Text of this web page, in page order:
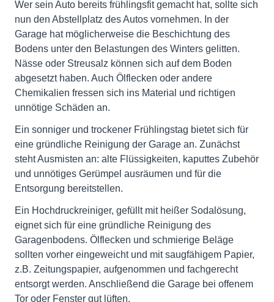
Wer sein Auto bereits frühlingsfit gemacht hat, sollte sich
nun den Abstellplatz des Autos vornehmen. In der
Garage hat möglicherweise die Beschichtung des
Bodens unter den Belastungen des Winters gelitten.
Nässe oder Streusalz können sich auf dem Boden
abgesetzt haben. Auch Ölflecken oder andere
Chemikalien fressen sich ins Material und richtigen
unnötige Schäden an.
Ein sonniger und trockener Frühlingstag bietet sich für
eine gründliche Reinigung der Garage an. Zunächst
steht Ausmisten an: alte Flüssigkeiten, kaputtes Zubehör
und unnötiges Gerümpel ausräumen und für die
Entsorgung bereitstellen.
Ein Hochdruckreiniger, gefüllt mit heißer Sodalösung,
eignet sich für eine gründliche Reinigung des
Garagenbodens. Ölflecken und schmierige Beläge
sollten vorher eingeweicht und mit saugfähigem Papier,
z.B. Zeitungspapier, aufgenommen und fachgerecht
entsorgt werden. Anschließend die Garage bei offenem
Tor oder Fenster gut lüften.